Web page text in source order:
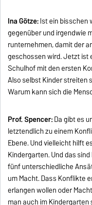
Ina Götze:Ist ein bisschen
gegenüber und irgendwie
runternehmen, damit der
geschossen wird. Jetzt ist
Schulhof mit den ersten
Also selbst Kinder streiten
Warum kann sich die
Prof. Spencer:Da gibt es
letztendlich zu einem
Ebene. Und vielleicht hilft
Kindergarten. Und das
fünf unterschiedliche
um Macht. Dass Konflikte
erlangen wollen oder
man auch im